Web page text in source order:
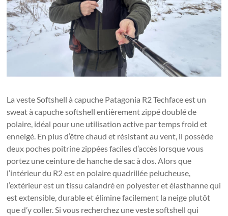
La veste Softshell à capuche Patagonia R2 Techface est un
sweat à capuche softshell entièrement zippé doublé de
polaire, idéal pour une utilisation active par temps froid et
enneigé. En plus d’être chaud et résistant au vent, il possède
deux poches poitrine zippées faciles d’accès lorsque vous
portez une ceinture de hanche de sac à dos. Alors que
l’intérieur du R2 est en polaire quadrillée pelucheuse,
l’extérieur est un tissu calandré en polyester et élasthanne qui
est extensible, durable et élimine facilement la neige plutôt
que d’y coller. Si vous recherchez une veste softshell qui